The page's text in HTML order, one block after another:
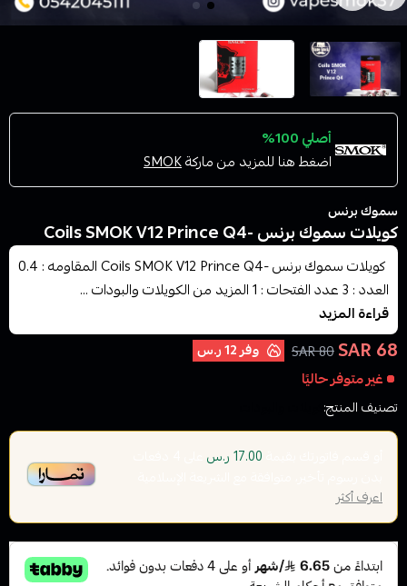
أصلي 100%
اضغط هنا للمزيد من ماركةSMOK
سموك برنس
كويلات سموك برنس -Coils SMOK V12 Prince Q4
كويلات سموك برنس -Coils SMOK V12 Prince Q4 المقاومه : 0.4
العدد : 3 عدد الفتحات : 1 المزيد من الكويلات والبودات ...
قراءة المزيد
68 SAR
80 SAR وفر12 ر.س
غير متوفر حاليًا
تصنيف المنتج:
17.00 ر.س
اعرف أكثر